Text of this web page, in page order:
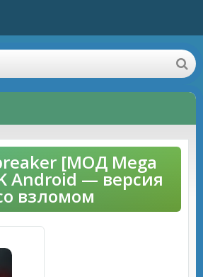
[МОД Mega
Android — версия
взломом